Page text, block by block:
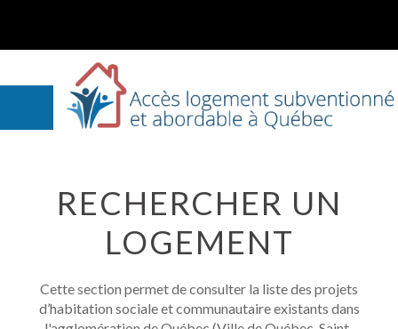
RECHERCHER UN
LOGEMENT
Cette section permet de consulter la liste des projets
d’habitation sociale et communautaire existants dans